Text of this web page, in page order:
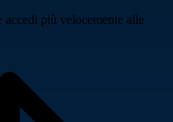
accedi più velocemente alle